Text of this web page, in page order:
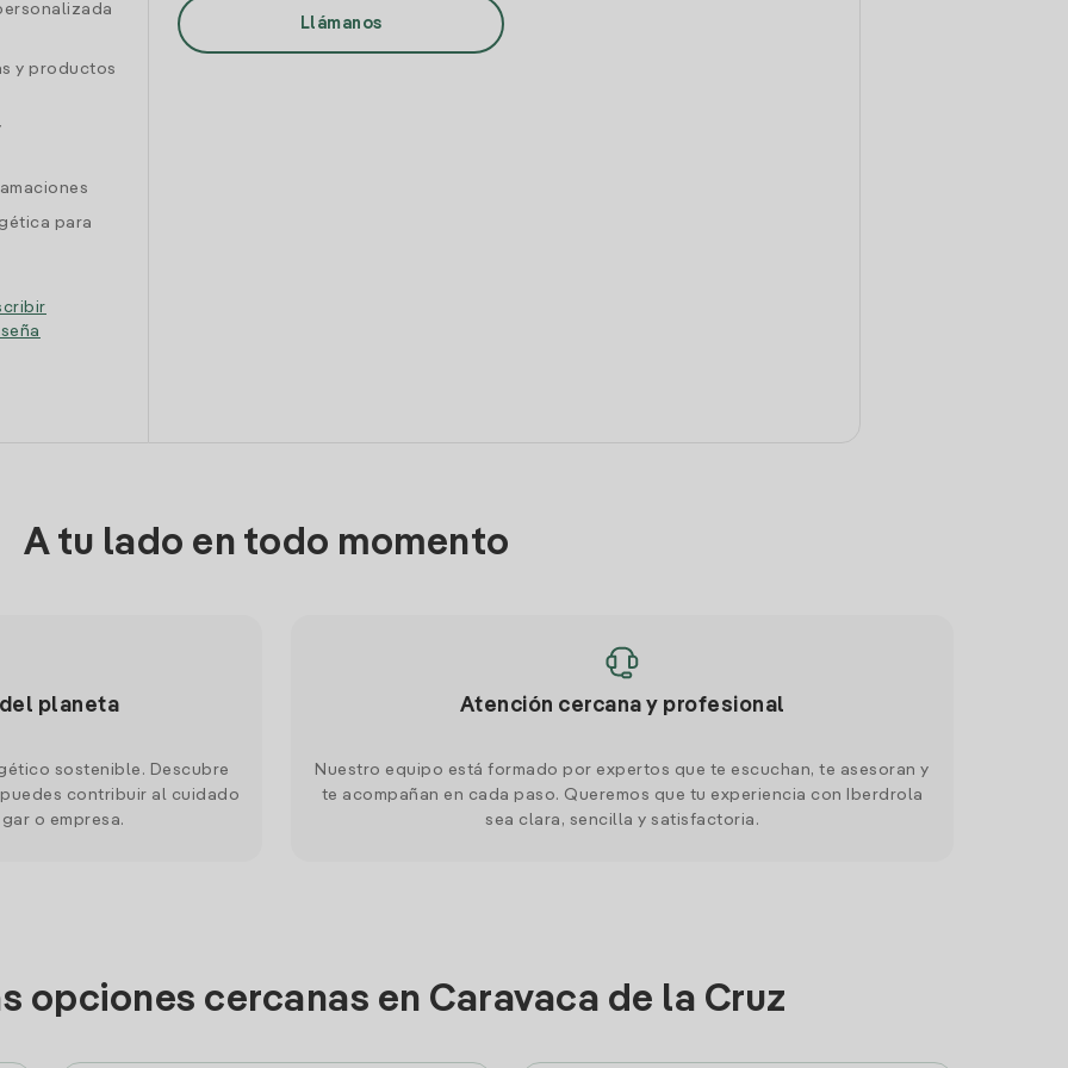
y productos
para
Llámanos
A tu lado en todo momento
planeta
sostenible. Descubre
contribuir al cuidado
o empresa.
Atención cercana y profesional
Nuestro equipo está formado por expertos que te escuchan, te asesoran y
te acompañan en cada paso. Queremos que tu experiencia con Iberdrola
sea clara, sencilla y satisfactoria.
opciones cercanas en Caravaca de la Cruz